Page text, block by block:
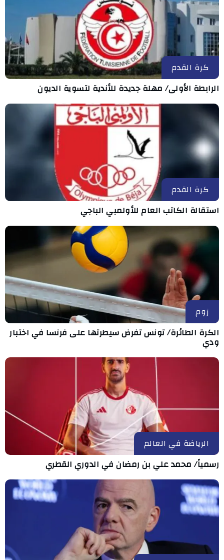
كرة القدم
الرابطة الأولى/ مهلة جديدة للأندية لتسوية الديون
كرة القدم
استقالة الكاتب العام للأولمبي الباجي
زوم
الكرة الطائرة/ تونس تفرض سيطرتها على فرنسا في اختبار
ودي
الرياضة في العالم
رسمياً/ محمد علي بن رمضان في الدوري القطري